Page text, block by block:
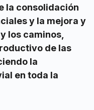
la consolidación
y la mejora y
los caminos,
de las
la
en toda la